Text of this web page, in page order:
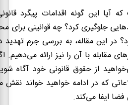
آیا این گونه اقدامات پیگرد
جلوگیری کرد؟ چه قوانینی برای
در این مقاله، به بررسی جرم
مقابله با آن را نیز ارائه می‌دهیم.
از حقوق قانونی خود آگاه
که در ادامه خواهید خواند
ایفا می‌کند.